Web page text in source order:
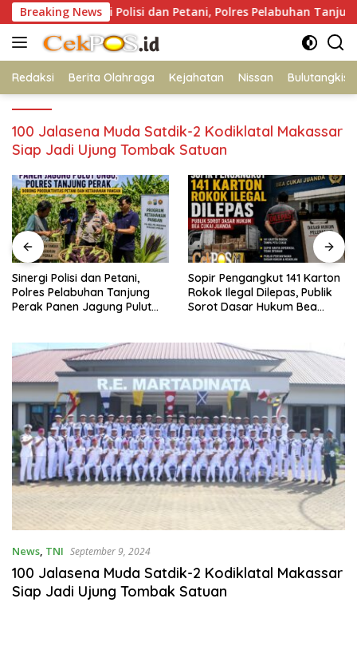
Langsung
ke
konten
Breaking News
Sinergi Polisi dan Petani, Polres Pelabuhan Tanjung Perak
Redaksi Berita Olahraga Kejahatan Nissan Bulutangkis
100 Jalasena Muda Satdik-2 Kodiklatal Makassar
Siap Jadi Ujung Tombak Satuan
Sopir Pengangkut 141 Karton
Rokok Ilegal Dilepas, Publik
Sorot Dasar Hukum Bea
Sambut HUT Kemerdekaan
RI ke-81, Polres Blitar Kota
Hadirkan Gerakan Pangan
News, TNI September 9, 2024
100 Jalasena Muda Satdik-2 Kodiklatal Makassar
Siap Jadi Ujung Tombak Satuan